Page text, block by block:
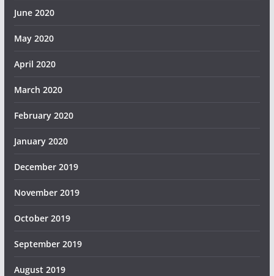
June 2020
May 2020
April 2020
March 2020
February 2020
January 2020
December 2019
November 2019
October 2019
September 2019
August 2019